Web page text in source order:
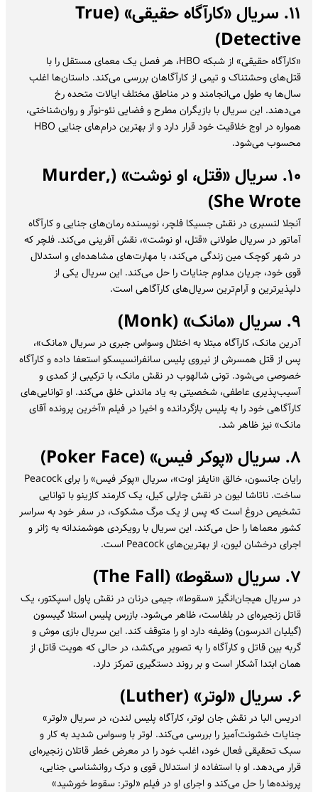
۱۱. سریال «کارآگاه حقیقی» (True
Detective)
«کارآگاه حقیقی» از شبکه HBO، هر فصل یک معمای مستقل را با
قتل‌های وحشتناک و تیمی از کارآگاهان بررسی می‌کند. داستان‌ها اغلب
سال‌ها به طول می‌انجامند و در مناطق مختلف ایالات متحده رخ
می‌دهند. این سریال با بازیگران مطرح و فضایی نئو-نوآر و روان‌شناختی،
همواره در اوج خلاقیت خود قرار دارد و از بهترین درام‌های جنایی HBO
محسوب می‌شود.
۱۰. سریال «قتل، او نوشت» (Murder,
She Wrote)
آنجلا لنسبری در نقش جسیکا فلچر، نویسنده رمان‌های جنایی و کارآگاه
آماتور در سریال طولانی «قتل، او نوشت»، نقش آفرینی می‌کند. فلچر که
در شهر کوچک مین زندگی می‌کند، با مهارت‌های مشاهده‌ای و استدلال
قوی خود، جریان مداوم جنایات را حل می‌کند. این سریال یکی از
دلپذیرترین و آرام‌ترین سریال‌های کارآگاهی است.
۹. سریال «مانک» (Monk)
آدرین مانک، کارآگاه مبتلا به اختلال وسواس جبری در سریال «مانک»،
پس از قتل همسرش از نیروی پلیس سانفرانسیسکو استعفا داده و کارآگاه
خصوصی می‌شود. تونی شالهوب در نقش مانک، با ترکیبی از کمدی و
آسیب‌پذیری عاطفی، شخصیتی به یاد ماندنی خلق می‌کند. او توانایی‌های
کارآگاهی خود را به پلیس بازگردانده و اخیرا در فیلم «آخرین پرونده آقای
مانک» نیز ظاهر شد.
۸. سریال «پوکر فیس» (Poker Face)
رایان جانسون، خالق «نایفز اوت»، سریال «پوکر فیس» را برای Peacock
ساخت. ناتاشا لیون در نقش چارلی کیل، یک کارمند کازینو با توانایی
تشخیص دروغ است که پس از یک مرگ مشکوک، در سفر خود به سراسر
کشور معماها را حل می‌کند. این سریال با رویکردی هوشمندانه به ژانر و
اجرای درخشان لیون، از بهترین‌های Peacock است.
۷. سریال «سقوط» (The Fall)
در سریال هیجان‌انگیز «سقوط»، جیمی درنان در نقش پاول اسپکتور، یک
قاتل زنجیره‌ای در بلفاست، ظاهر می‌شود. بازرس پلیس استلا گیبسون
(گیلیان اندرسون) وظیفه دارد او را متوقف کند. این سریال بازی موش و
گربه بین قاتل و کارآگاه را به تصویر می‌کشد، در حالی که هویت قاتل از
همان ابتدا آشکار است و بر روند دستگیری تمرکز دارد.
۶. سریال «لوتر» (Luther)
ادریس البا در نقش جان لوتر، کارآگاه پلیس لندن، در سریال «لوتر»
جنایات خشونت‌آمیز را بررسی می‌کند. لوتر با وسواس شدید به کار و
سبک تحقیقی فعال خود، اغلب خود را در معرض خطر قاتلان زنجیره‌ای
قرار می‌دهد. او با استفاده از استدلال قوی و درک روانشناسی جنایی،
پرونده‌ها را حل می‌کند و اجرای او در فیلم «لوتر: سقوط خورشید»